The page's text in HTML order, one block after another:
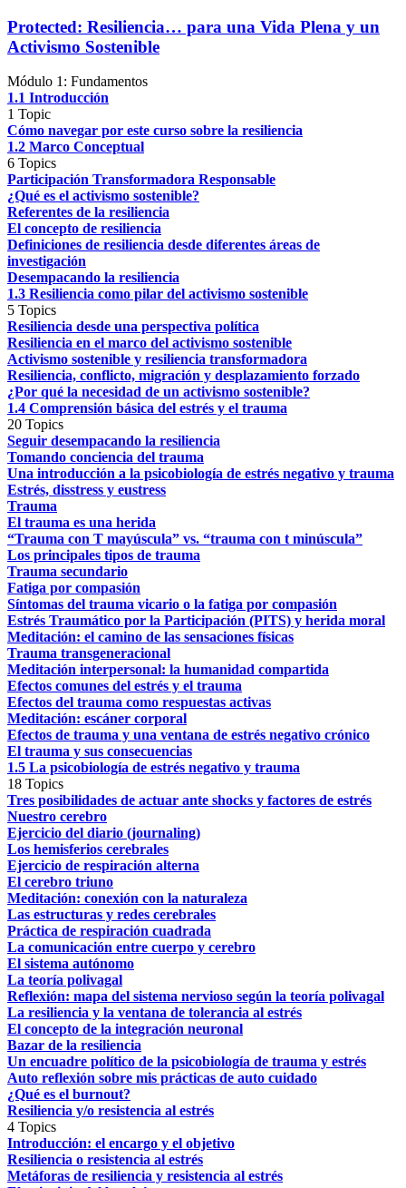
Protected: Resiliencia… para una Vida Plena y un
Activismo Sostenible
Módulo 1: Fundamentos
1.1 Introducción
1 Topic
Cómo navegar por este curso sobre la resiliencia
1.2 Marco Conceptual
6 Topics
Participación Transformadora Responsable
¿Qué es el activismo sostenible?
Referentes de la resiliencia
El concepto de resiliencia
Definiciones de resiliencia desde diferentes áreas de
investigación
Desempacando la resiliencia
1.3 Resiliencia como pilar del activismo sostenible
5 Topics
Resiliencia desde una perspectiva política
Resiliencia en el marco del activismo sostenible
Activismo sostenible y resiliencia transformadora
Resiliencia, conflicto, migración y desplazamiento forzado
¿Por qué la necesidad de un activismo sostenible?
1.4 Comprensión básica del estrés y el trauma
20 Topics
Seguir desempacando la resiliencia
Tomando conciencia del trauma
Una introducción a la psicobiología de estrés negativo y trauma
Estrés, disstress y eustress
Trauma
El trauma es una herida
“Trauma con T mayúscula” vs. “trauma con t minúscula”
Los principales tipos de trauma
Trauma secundario
Fatiga por compasión
Síntomas del trauma vicario o la fatiga por compasión
Estrés Traumático por la Participación (PITS) y herida moral
Meditación: el camino de las sensaciones físicas
Trauma transgeneracional
Meditación interpersonal: la humanidad compartida
Efectos comunes del estrés y el trauma
Efectos del trauma como respuestas activas
Meditación: escáner corporal
Efectos de trauma y una ventana de estrés negativo crónico
El trauma y sus consecuencias
1.5 La psicobiología de estrés negativo y trauma
18 Topics
Tres posibilidades de actuar ante shocks y factores de estrés
Nuestro cerebro
Ejercicio del diario (journaling)
Los hemisferios cerebrales
Ejercicio de respiración alterna
El cerebro triuno
Meditación: conexión con la naturaleza
Las estructuras y redes cerebrales
Práctica de respiración cuadrada
La comunicación entre cuerpo y cerebro
El sistema autónomo
La teoría polivagal
Reflexión: mapa del sistema nervioso según la teoría polivagal
La resiliencia y la ventana de tolerancia al estrés
El concepto de la integración neuronal
Bazar de la resiliencia
Un encuadre político de la psicobiología de trauma y estrés
Auto reflexión sobre mis prácticas de auto cuidado
¿Qué es el burnout?
Resiliencia y/o resistencia al estrés
4 Topics
Introducción: el encargo y el objetivo
Resiliencia o resistencia al estrés
Metáforas de resiliencia y resistencia al estrés